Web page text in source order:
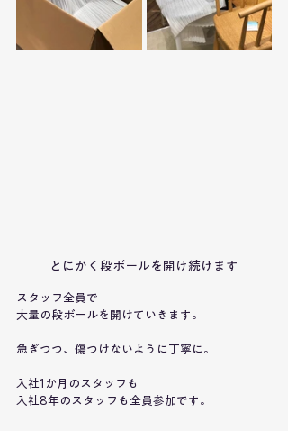
とにかく段ボールを開け続けます
スタッフ全員で
大量の段ボールを開けていきます。
急ぎつつ、傷つけないように丁寧に。
入社1か月のスタッフも
入社8年のスタッフも全員参加です。